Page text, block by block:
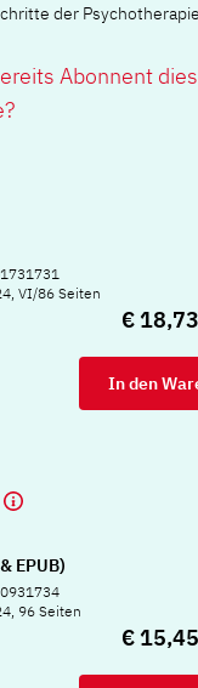
der
Abonnent
VI/86 Seiten
€ 18,73
In den
EPUB)
96 Seiten
€ 15,45